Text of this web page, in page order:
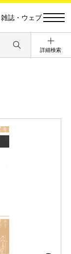
誌・ウェブ
詳細検索